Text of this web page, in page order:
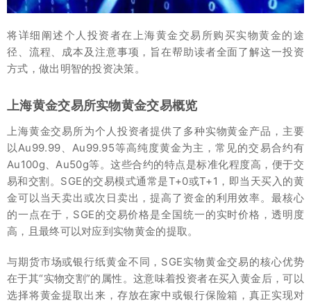
将详细阐述个人投资者在上海黄金交易所购买实物黄金的途
径、流程、成本及注意事项，旨在帮助读者全面了解这一投资
方式，做出明智的投资决策。
上海黄金交易所实物黄金交易概览
上海黄金交易所为个人投资者提供了多种实物黄金产品，主要
以Au99.99、Au99.95等高纯度黄金为主，常见的交易合约有
Au100g、Au50g等。这些合约的特点是标准化程度高，便于交
易和交割。SGE的交易模式通常是T+0或T+1，即当天买入的黄
金可以当天卖出或次日卖出，提高了资金的利用效率。最核心
的一点在于，SGE的交易价格是全国统一的实时价格，透明度
高，且最终可以对应到实物黄金的提取。
与期货市场或银行纸黄金不同，SGE实物黄金交易的核心优势
在于其“实物交割”的属性。这意味着投资者在买入黄金后，可以
选择将黄金提取出来，存放在家中或银行保险箱，真正实现对